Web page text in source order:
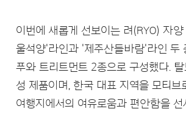
이번에 새롭게 선보이는 려(RYO) 자
울석양'라인과 '제주산들바람'라인 두
푸와 트리트먼트 2종으로 구성했다.
성 제품이며, 한국 대표 지역을 모티
여행지에서의 여유로움과 편안함을 선